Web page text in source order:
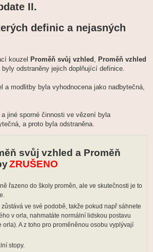
II.
definic a nejasných
kouzel Proměň svůj vzhled Proměň vzhled
byly odstraněny jejich doplňující definice.
a modlitby byla vyhodnocena jako nadbytečná,
jiné sporné činnosti ve vězení byla
a proto byla odstraněna.
svůj vzhled a Proměň
ZRUŠENO
řazeno do školy proměn, ale ve skutečnosti je to
ve své podobě, takže pokud např sáhnete
v orla, nahmatáte normální lidskou postavu
orla). A z toho pro proměněnou osobu vyplývají
stopy.